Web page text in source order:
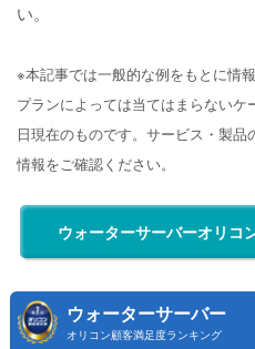
い。
※本記事では一般的な例をもとに情
プランによっては当てはまらない
日現在のものです。サービス・製
情報をご確認ください。
ウォーターサーバーオリコ
ウォーターサーバー
オリコン顧客満足度ランキング